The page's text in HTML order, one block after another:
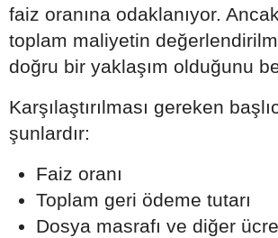
faiz oranına odaklanıyor.
toplam maliyetin
doğru bir yaklaşım olduğunu
Karşılaştırılması gereken
şunlardır:
Faiz oranı
Toplam geri ödeme tutarı
Dosya masrafı ve diğer